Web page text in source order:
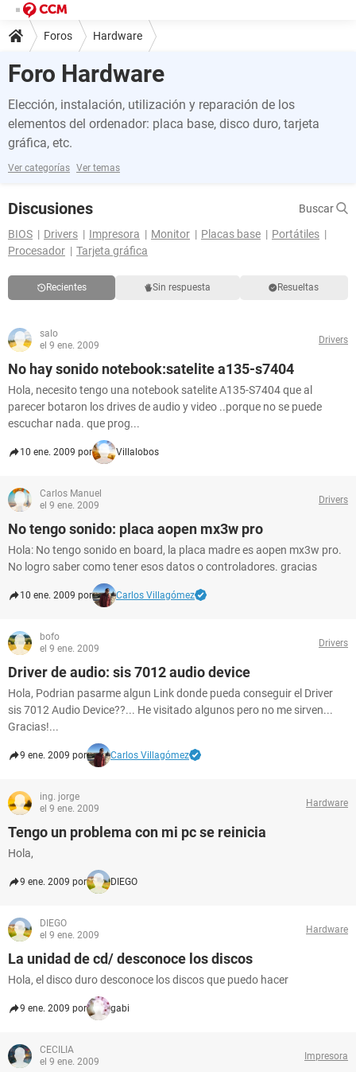
Foros Hardware
Foro Hardware
Elección, instalación, utilización y reparación de los
elementos del ordenador: placa base, disco duro, tarjeta
gráfica, etc.
Ver categorías Ver temas
Discusiones
Buscar
BIOS
Drivers Impresora Monitor Placas base
Portátiles
Procesador
Tarjeta gráfica
Recientes Sin respuesta Resueltas
salo
el 9 ene. 2009
Drivers
No hay sonido notebook:satelite a135-s7404
Hola, necesito tengo una notebook satelite A135-S7404 que al
parecer botaron los drives de audio y video ..porque no se puede
escuchar nada. que prog...
10 ene. 2009 por Villalobos
Carlos Manuel
el 9 ene. 2009
Drivers
No tengo sonido: placa aopen mx3w pro
Hola: No tengo sonido en board, la placa madre es aopen mx3w pro.
No logro saber como tener esos datos o controladores. gracias
10 ene. 2009 por Carlos Villagómez
bofo
el 9 ene. 2009
Drivers
Driver de audio: sis 7012 audio device
Hola, Podrian pasarme algun Link donde pueda conseguir el Driver
sis 7012 Audio Device??... He visitado algunos pero no me sirven...
Gracias!...
9 ene. 2009 por Carlos Villagómez
ing. jorge
el 9 ene. 2009
Hardware
Tengo un problema con mi pc se reinicia
Hola,
9 ene. 2009 por DIEGO
DIEGO
el 9 ene. 2009
Hardware
La unidad de cd/ desconoce los discos
Hola, el disco duro desconoce los discos que puedo hacer
9 ene. 2009 por gabi
CECILIA
el 9 ene. 2009
Impresora